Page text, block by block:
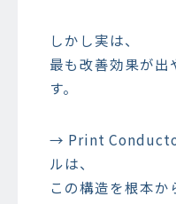
しかし実は、
最も改善効果が出
す。
→ Print
ルは、
この構造を根本か